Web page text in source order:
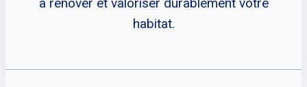
à rénover et valoriser durablement votre
habitat.